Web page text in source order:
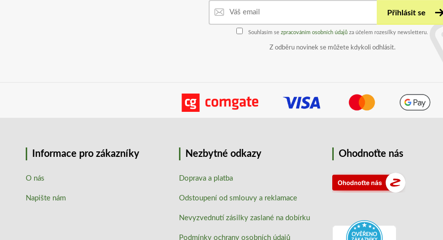
Přihlásit se
Souhlasím se zpracováním osobních údajů za účelem rozesílky newsletteru.
Z odběru novinek se můžete kdykoli odhlásit.
Informace pro zákazníky
O nás
Napište nám
Nezbytné odkazy
Doprava a platba
Odstoupení od smlouvy a reklamace
Nevyzvednutí zásilky zaslané na dobírku
Podmínky ochrany osobních údajů
Ohodnoťte nás